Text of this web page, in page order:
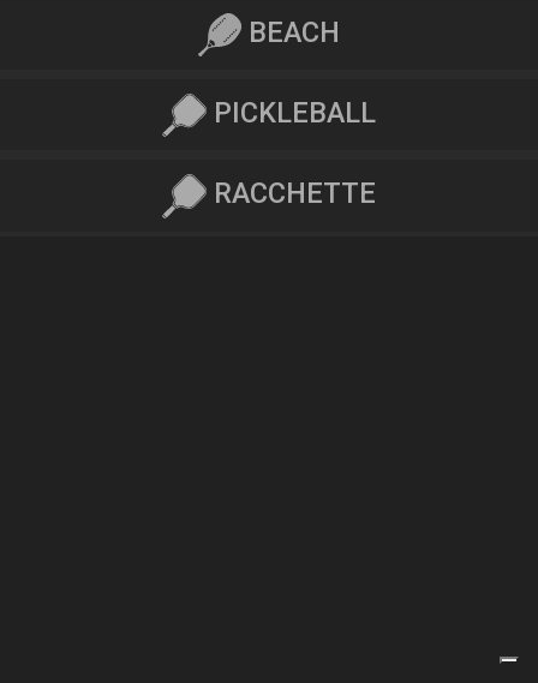
BEACH
PICKLEBALL
RACCHETTE